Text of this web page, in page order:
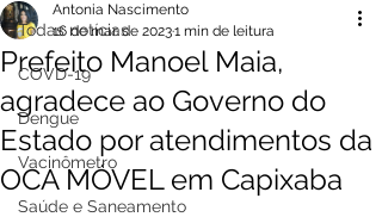
Todas notícias
COVD-19
Dengue
Vacinômetro
Saúde e Saneamento
Prefeito Manoel Maia,
agradece ao Governo do
Estado por atendimentos da
OCA MÓVEL em Capixaba
Antonia Nascimento
16 de mar. de 20231 min de leitura